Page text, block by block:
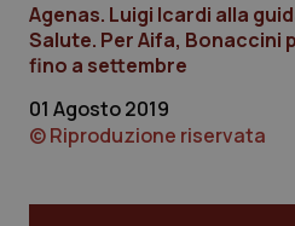
Lazio
Liguria
Diabete & glucometri
Disturbi dell’umore
Agenas. Luigi Icardi alla
Salute. Per Aifa, Bonaccini
fino a settembre
01 Agosto 2019
© Riproduzione riservata